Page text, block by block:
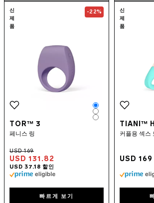
Go to theTOR™ 3page
신
제
품
-22%
TOR™ 3
페니스 링
USD 131.82
Color
Color
Color
빠르게 보기
신
제
품
TIANI™
커플용 섹스
USD 169